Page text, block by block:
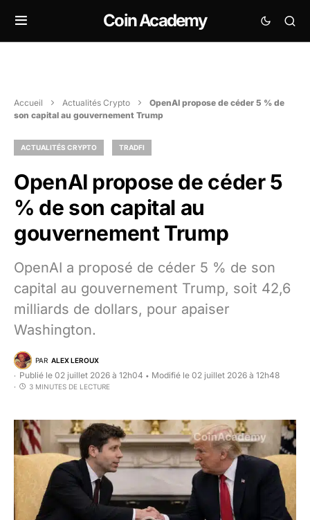
Coin Academy
Accueil Actualités Crypto
OpenAI propose de céder 5 % de
son capital au gouvernement Trump
ACTUALITÉS CRYPTO TRADFI
OpenAI propose de céder 5
% de son capital au
gouvernement Trump
OpenAI a proposé de céder 5 % de son
capital au gouvernement Trump, soit 42,6
milliards de dollars, pour apaiser
Washington.
PAR ALEX LEROUX
Publié le 02 juillet 2026 à 12h04 • Modifié le 02 juillet 2026 à 12h48
3 MINUTES DE LECTURE